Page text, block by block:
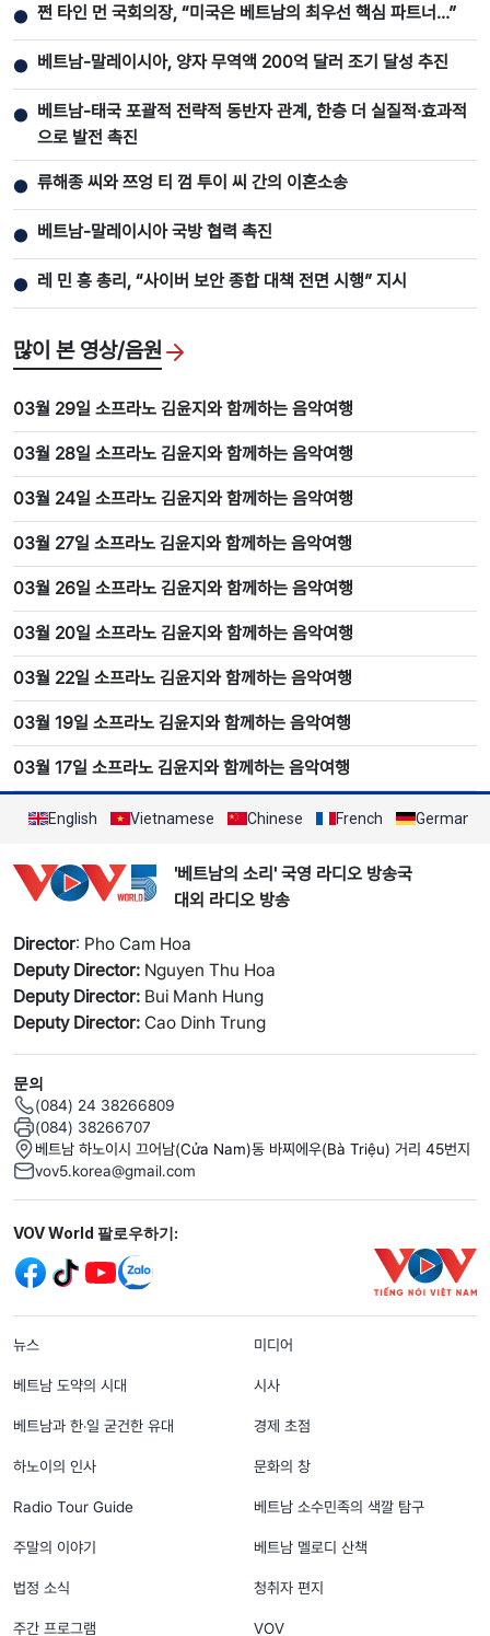
● 쩐 타인 먼 국회의장, “미국은 베트남의 최우선 핵심 파트너…”
● 베트남-말레이시아, 양자 무역액 200억 달러 조기 달성 추진
● 베트남-태국 포괄적 전략적 동반자 관계, 한층 더 실질적·효과적
으로 발전 촉진
● 류해종 씨와 쯔엉 티 껌 투이 씨 간의 이혼소송
● 베트남-말레이시아 국방 협력 촉진
● 레 민 흥 총리, “사이버 보안 종합 대책 전면 시행” 지시
많이 본 영상/음원
03월 29일 소프라노 김윤지와 함께하는 음악여행
03월 28일 소프라노 김윤지와 함께하는 음악여행
03월 24일 소프라노 김윤지와 함께하는 음악여행
03월 27일 소프라노 김윤지와 함께하는 음악여행
03월 26일 소프라노 김윤지와 함께하는 음악여행
03월 20일 소프라노 김윤지와 함께하는 음악여행
03월 22일 소프라노 김윤지와 함께하는 음악여행
03월 19일 소프라노 김윤지와 함께하는 음악여행
03월 17일 소프라노 김윤지와 함께하는 음악여행
English Vietnamese Chinese French German
'베트남의 소리' 국영 라디오 방송국
대외 라디오 방송
Director: Pho Cam Hoa
Deputy Director: Nguyen Thu Hoa
Deputy Director: Bui Manh Hung
Deputy Director: Cao Dinh Trung
문의
(084) 24 38266809
(084) 38266707
베트남 하노이시 끄어남(Cửa Nam)동 바찌에우(Bà Triệu) 거리 45번지
vov5.korea@gmail.com
Mạng xã hội
VOV World 팔로우하기:
menu footer tiếng Hàn
뉴스 미디어
베트남 도약의 시대 시사
베트남과 한‧일 굳건한 유대 경제 초점
하노이의 인사 문화의 창
Radio Tour Guide 베트남 소수민족의 색깔 탐구
주말의 이야기 베트남 멜로디 산책
법정 소식 청취자 편지
주간 프로그램 VOV